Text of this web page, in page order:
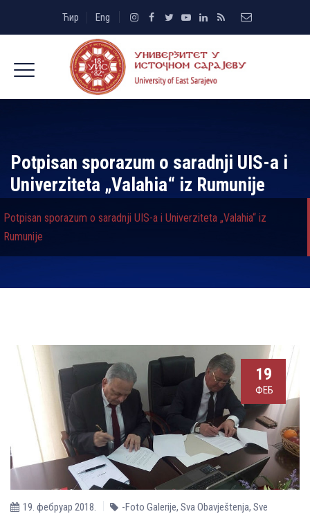
Ћир Eng
Potpisan sporazum o saradnji UIS-a i
Univerziteta „Valahia“ iz Rumunije
Potpisan sporazum o saradnji UIS-a i Univerziteta „Valahia“ iz
Rumunije
19
ФЕБ
19. фебруар 2018. -Foto Galerije, Sva Obavještenja, Sve